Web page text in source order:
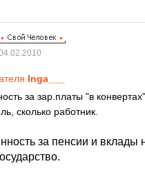
Inga___
за зар.платы "в
сколько работник.
за пенсии и вклады